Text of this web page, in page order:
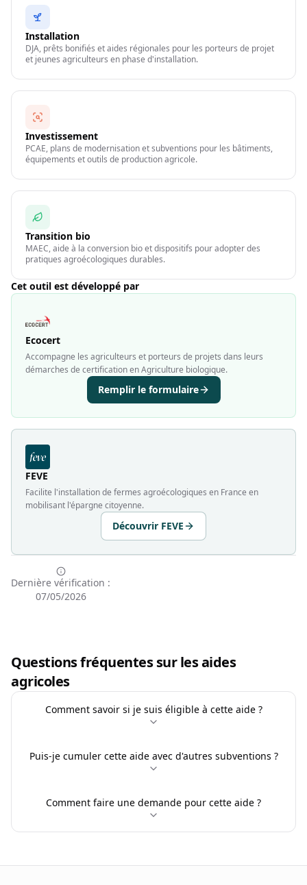
Installation
DJA, prêts bonifiés et aides régionales pour les porteurs de projet
et jeunes agriculteurs en phase d'installation.
Investissement
PCAE, plans de modernisation et subventions pour les bâtiments,
équipements et outils de production agricole.
Transition bio
MAEC, aide à la conversion bio et dispositifs pour adopter des
pratiques agroécologiques durables.
Cet outil est développé par
Ecocert
Accompagne les agriculteurs et porteurs de projets dans leurs
démarches de certification en Agriculture biologique.
Remplir le formulaire
FEVE
Facilite l'installation de fermes agroécologiques en France en
mobilisant l'épargne citoyenne.
Découvrir FEVE
Dernière vérification :
07/05/2026
Questions fréquentes sur les aides
agricoles
Comment savoir si je suis éligible à cette aide ?
Puis-je cumuler cette aide avec d'autres subventions ?
Comment faire une demande pour cette aide ?